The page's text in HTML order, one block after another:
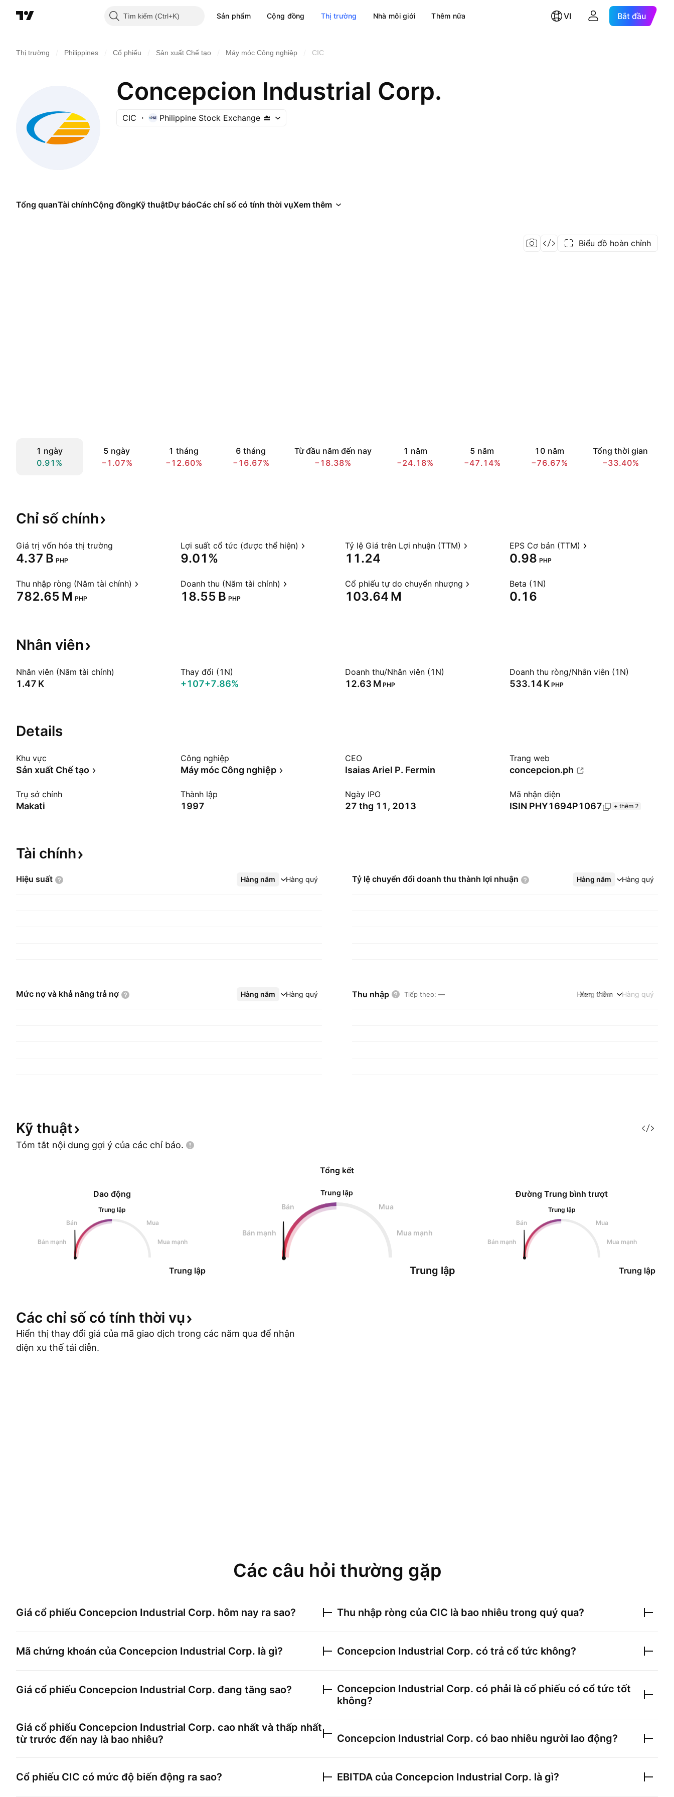
Tìm kiếm Sản phẩm Cộng đồng Thị trường Nhà môi giới Thêm nữa VI Bắt đầu
Thị trường Philippines Cổ phiếu Sản xuất Chế tạo Máy móc Công nghiệp CIC
Concepcion Industrial Corp.
CIC Philippine Stock Exchange
Tổng quanTài chínhCộng đồngKỹ thuậtDự báoCác chỉ số có tính thời vụXem thêm
Biểu đồ hoàn chỉnh
1 ngày
0.91%
5 ngày
−1.07%
1 tháng
−12.60%
6 tháng
−16.67%
Từ đầu năm đến nay
−18.38%
1 năm
−24.18%
5 năm
−47.14%
10 năm
−76.67%
Tổng thời gian
−33.40%
Chỉ số chính
Giá trị vốn hóa thị trường
‪4.37 B‬ PHP
Lợi suất cổ tức (được thể hiện)
9.01%
Tỷ lệ Giá trên Lợi nhuận (TTM)
11.24
EPS Cơ bản (TTM)
0.98 PHP
Thu nhập ròng (Năm tài chính)
‪782.65 M‬ PHP
Doanh thu (Năm tài chính)
‪18.55 B‬ PHP
Cổ phiếu tự do chuyển nhượng
‪103.64 M‬
Beta (1N)
0.16
Nhân viên
Nhân viên (Năm tài chính)
‪1.47 K‬
Thay đổi (1N)
+107+7.86%
Doanh thu/Nhân viên (1N)
‪12.63 M‬ PHP
Doanh thu ròng/Nhân viên (1N)
‪533.14 K‬ PHP
Details
Khu vực
Sản xuất Chế tạo
Công nghiệp
Máy móc Công nghiệp
CEO
Isaias Ariel P. Fermin
Trang web
concepcion.ph
Trụ sở chính
Makati
Thành lập
1997
Ngày IPO
27 thg 11, 2013
Mã nhận diện
ISIN PHY1694P1067 + thêm 2
Tài chính
Hiệu suất Hàng năm Hàng quý
Xem thêm Tỷ lệ chuyển đổi doanh thu thành lợi nhuận Hàng năm Hàng quý
Xem thêm
Mức nợ và khả năng trả nợ Hàng năm Hàng quý
Xem thêm Thu nhập Tiếp theo: — Hàng năm Hàng quý
Xem thêm
Kỹ thuật
Tóm tắt nội dung gợi ý của các chỉ báo.
Dao động
Trung lập
Bán
Mua
Bán mạnh Mua mạnh
Trung lập
Tổng kết
Trung lập
Bán
Mua
Bán mạnh Mua mạnh
Trung lập
Đường Trung bình trượt
Trung lập
Bán
Mua
Bán mạnh Mua mạnh
Trung lập
Các chỉ số có tính thời vụ
Hiển thị thay đổi giá của mã giao dịch trong các năm qua để nhận
diện xu thế tái diễn.
Các câu hỏi thường gặp
Giá cổ phiếu Concepcion Industrial Corp. hôm nay ra sao?
Mã chứng khoán của Concepcion Industrial Corp. là gì?
Giá cổ phiếu Concepcion Industrial Corp. đang tăng sao?
Giá cổ phiếu Concepcion Industrial Corp. cao nhất và thấp nhất
từ trước đến nay là bao nhiêu?
Cổ phiếu CIC có mức độ biến động ra sao?
Thu nhập ròng của CIC là bao nhiêu trong quý qua?
Concepcion Industrial Corp. có trả cổ tức không?
Concepcion Industrial Corp. có phải là cổ phiếu có cổ tức tốt
không?
Concepcion Industrial Corp. có bao nhiêu người lao động?
EBITDA của Concepcion Industrial Corp. là gì?